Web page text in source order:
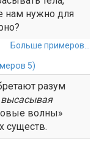
нам нужно для
Больше примеров...
5)
разум
высасывая
волны»
существ.